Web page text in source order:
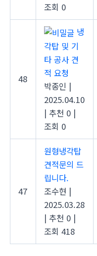
조회 0
48
냉
각탑 및 기
타 공사 견
적 요청
박종인 |
2025.04.10
| 추천 0 |
조회 0
47
원형냉각탑
견적문의 드
립니다.
조수현 |
2025.03.28
| 추천 0 |
조회 418